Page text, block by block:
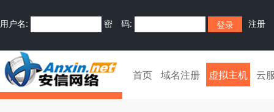
用户名: 密 码: 注册
首页 域名注册 虚拟主机 云